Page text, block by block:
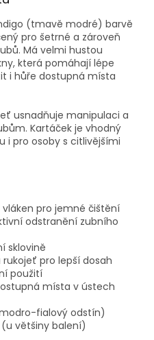
(tmavě modré) barvě
pro šetrné a zároveň
Má velmi hustou
která pomáhají lépe
i hůře dostupná místa
usnadňuje manipulaci a
Kartáček je vhodný
i pro osoby s citlivějšími
pro jemné čištění
odstranění zubního
sklovině
pro lepší dosah
použití
místa v ústech
fialový odstín)
většiny balení)